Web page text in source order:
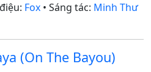
Fox • Sáng tác: Minh Thư
(On The Bayou)